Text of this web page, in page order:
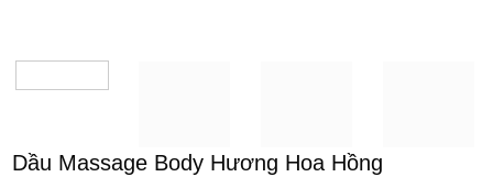
Dầu Massage Body Hương Hoa Hồng